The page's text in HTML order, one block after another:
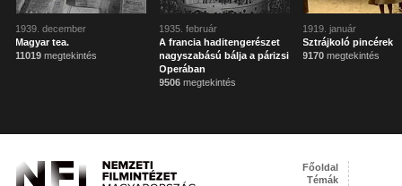
1939. december
Magyar tea.
11019 megtekintés
1935. február
A francia haditengerészet
nagyszabású bálja a párizsi
Operában
9506 megtekintés
1919. január
Sztrájkoló pincérek
9170 megtekintés
Főoldal
Témák